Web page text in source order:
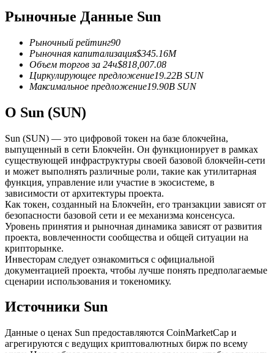
Фьючерсы с использованием USDC в качестве
обеспечения
Копирование торговли
Присоединяйтесь к лучшим трейдерам
Станьте копи-трейдером
Рыночные Данные Sun
Рыночный рейтинг90
Рыночная капитализация$345.16M
Объем торгов за 24ч$818,007.08
Циркулирующее предложение19.22B SUN
Максимальное предложение19.90B SUN
О Sun (SUN)
Sun (SUN) — это цифровой токен на базе блокчейна,
выпущенный в сети Блокчейн. Он функционирует в рамках
существующей инфраструктуры своей базовой блокчейн-сети
и может выполнять различные роли, такие как утилитарная
функция, управление или участие в экосистеме, в
зависимости от архитектуры проекта.
Как токен, созданный на Блокчейн, его транзакции зависят от
безопасности базовой сети и ее механизма консенсуса.
Уровень принятия и рыночная динамика зависят от развития
проекта, вовлеченности сообщества и общей ситуации на
крипторынке.
Инвесторам следует ознакомиться с официальной
документацией проекта, чтобы лучше понять предполагаемые
сценарии использования и токеномику.
Источники Sun
Данные о ценах Sun предоставляются CoinMarketCap и
агрегируются с ведущих криптовалютных бирж по всему